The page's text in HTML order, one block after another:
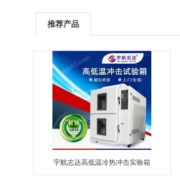
推荐产品
宇航志达高低温冷热冲击实验箱